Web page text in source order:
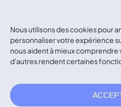
Nous utilisons des cookies pour
personnaliser votre expérience
nous aident à mieux comprendre
d'autres rendent certaines